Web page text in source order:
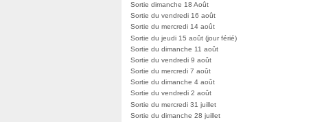
Sortie dimanche 18 Août
Sortie du vendredi 16 août
Sortie du mercredi 14 août
Sortie du jeudi 15 août (jour férié)
Sortie du dimanche 11 août
Sortie du vendredi 9 août
Sortie du mercredi 7 août
Sortie du dimanche 4 août
Sortie du vendredi 2 août
Sortie du mercredi 31 juillet
Sortie du dimanche 28 juillet